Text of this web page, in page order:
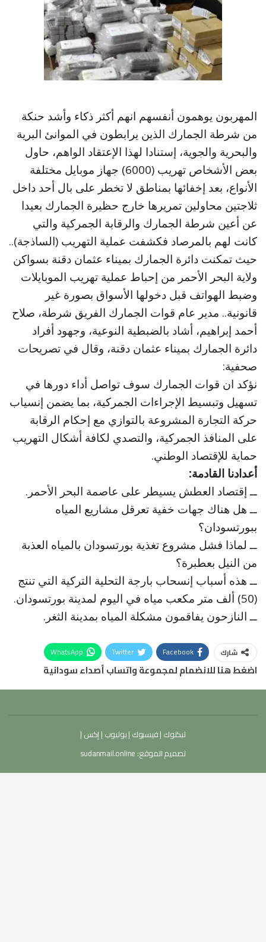
المهربون يوهمون أنفسهم انهم أكثر ذكاء وأشد حنكة
من شرطة الجمارك الذين يرابطون في الموانئ البرية
والبحرية والجوية، إستنادا لهذا الإعتقاد الواهم، حاول
بعض الأشخاص تهريب (6000) جهاز موبايل مختلفة
الأنواع، بعد إخفائها بمناطق لا تخطر على بال أحد داخل
ثلاجتين محاولين تمريرها خارج حظيرة الجمارك بعيدا
عن أعين شرطة الجمارك والرقابة الجمركية والتي
كانت لهم بالمرصاد فكشفت عملية التهريب (الساذجة)..
حيث تمكنت دائرة الجمارك بميناء عثمان دقنة بسواكن
ولاية البحر الأحمر من إحباط عملية تهريب الموبايلات
وضبط الهواتف قبل دخولها الأسواق بصورة غير
قانونية.. مدير عام قوات الجمارك الفريق شرطة، صلاح
أحمد إبراهيم، أشاد بالضبطية النوعية، وجهود أفراد
دائرة الجمارك بميناء عثمان دقنة، وقال في تصريحات
صحفية:
نؤكد ان قوات الجمارك سوف تواصل أداء دورها في
تسهيل وتبسيط الإجراءات الجمركية، بما يضمن إنسياب
حركة التجارة المشروعة بالتوازي مع إحكام الرقابة
على المنافذ الجمركية، والتصدي لكافة أشكال التهريب
حماية للإقتصاد الوطني.
أعدادنا القادمة:
ــ إقتصاد العطش يسيطر على عاصمة البحر الأحمر.
ــ هل هناك جهات خفية تعرقل مشاريع المياه
ببورتسودان؟
ــ لماذا فشل مشروع تغذية بورتسودان بالمياه العذبة
من النيل بعطبرة؟
ــ هذه أسباب إنسحاب بارجة التحلية التركية التي تنتج
(50) ألف متر مكعب مياه في اليوم لمدينة بورتسودان.
ــ النازحون يفاقمون مشكلة المياه بمدينة الثغر.
شارك Facebook
Twitter
WhatsApp
اضغط هنا للانضمام لمجموعة واتساب أصداء سودانية
تيكتوك |فيسبوك |يوتيوب | إكس |
تصميم الموقع: sudanmail.online